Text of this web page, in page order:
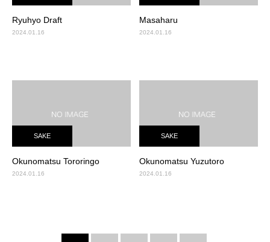
Ryuhyo Draft
2024.01.16
Masaharu
2024.01.16
SAKE
Okunomatsu Tororingo
2024.01.16
SAKE
Okunomatsu Yuzutoro
2024.01.16